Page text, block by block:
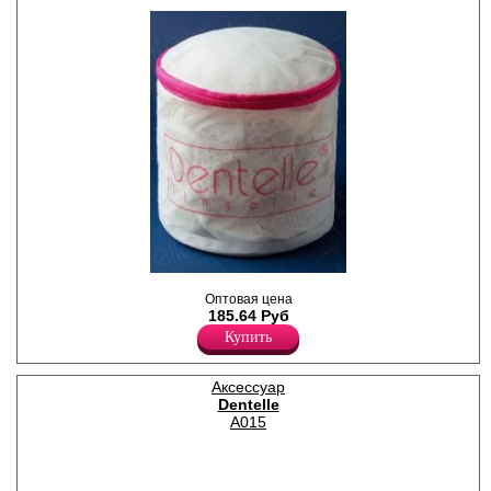
молнии.
Полиэстер 100%
Оптовая цена
185.64 Руб
Купить
Аксессуар
Dentelle
A015